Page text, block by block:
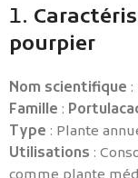
1.
pourpier
Nom scientifique :
Famille :
Type : Plante
Utilisations :